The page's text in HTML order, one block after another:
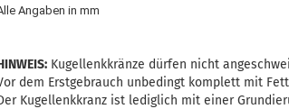
Angaben in mm
Kugellenkkränze dürfen nicht
dem Erstgebrauch unbedingt komplett mit
Kugellenkkranz ist lediglich mit einer